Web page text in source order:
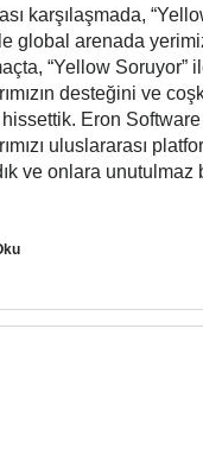
karşılaşmada,
global arenada
“Yellow Soruyor”
desteğini ve
Eron
uluslararası
ve onlara unutulmaz